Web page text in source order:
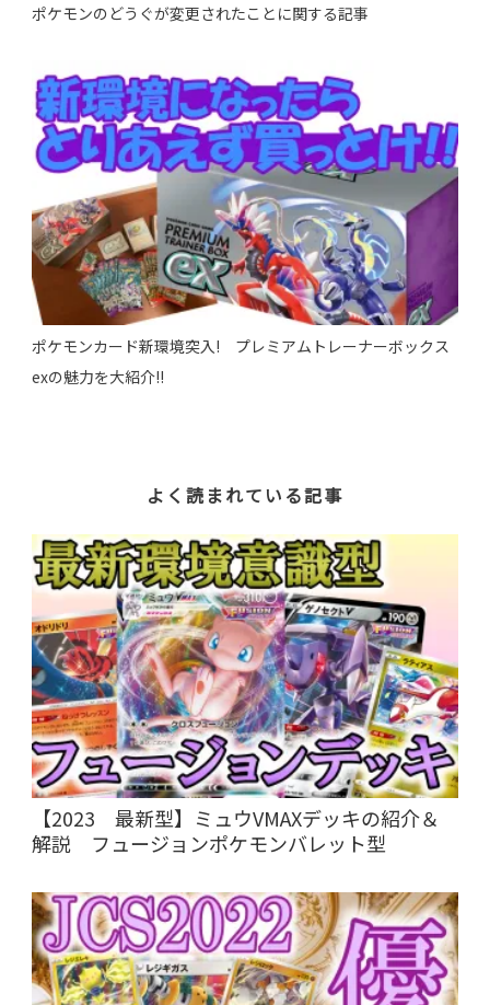
ポケモンのどうぐが変更されたことに関する記事
ポケモンカード新環境突入! プレミアムトレーナーボックス
exの魅力を大紹介!!
よく読まれている記事
【2023 最新型】ミュウVMAXデッキの紹介＆
解説 フュージョンポケモンバレット型